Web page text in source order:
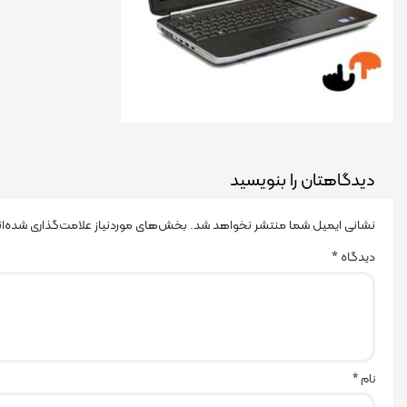
دیدگاهتان را بنویسید
نشانی ایمیل شما منتشر نخواهد شد. بخش‌های موردنیاز علامت‌گذاری
دیدگاه*
نام *